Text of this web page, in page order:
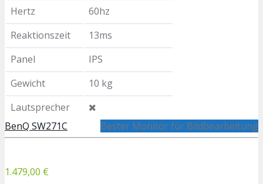
Hertz
60hz
Reaktionszeit
13ms
Panel
IPS
Gewicht
10 kg
Lautsprecher
Bester Monitor für Bildbearbeitung
BenQ SW271C
1.479,00 €